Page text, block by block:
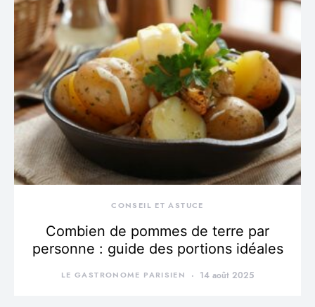
CONSEIL ET ASTUCE
Combien de pommes de terre par
personne : guide des portions idéales
LE GASTRONOME PARISIEN 14 août 2025